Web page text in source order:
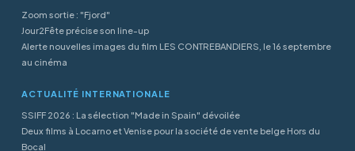
Zoom sortie : "Fjord"
Jour2Fête précise son line-up
Alerte nouvelles images du film LES CONTREBANDIERS, le 16 septembre
au cinéma
ACTUALITÉ INTERNATIONALE
SSIFF 2026 : La sélection "Made in Spain" dévoilée
Deux films à Locarno et Venise pour la société de vente belge Hors du
Bocal